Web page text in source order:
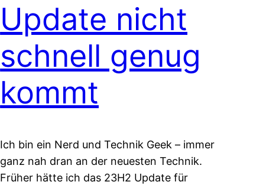
Update nicht
schnell genug
kommt
Ich bin ein Nerd und Technik Geek – immer
ganz nah dran an der neuesten Technik.
Früher hätte ich das 23H2 Update für